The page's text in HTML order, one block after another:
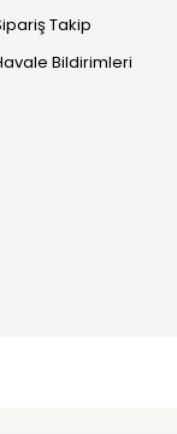
Takip
Bildirimleri